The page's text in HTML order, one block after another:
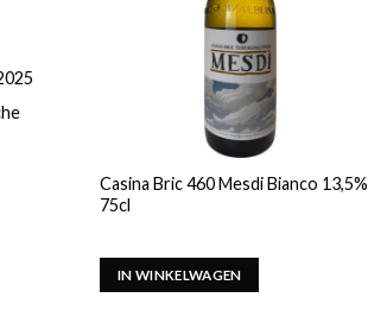
Casina Bric 460 Mesdi Bianco 13,5%
75cl
IN WINKELWAGEN